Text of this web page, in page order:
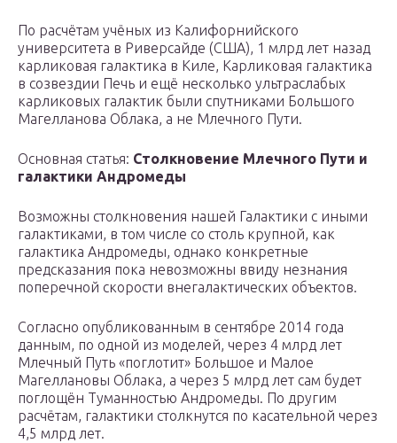
По расчётам учёных из Калифорнийского
университета в Риверсайде (США), 1 млрд лет назад
карликовая галактика в Киле, Карликовая галактика
в созвездии Печь и ещё несколько ультраслабых
карликовых галактик были спутниками Большого
Магелланова Облака, а не Млечного Пути.
Основная статья: Столкновение Млечного Пути и
галактики Андромеды
Возможны столкновения нашей Галактики с иными
галактиками, в том числе со столь крупной, как
галактика Андромеды, однако конкретные
предсказания пока невозможны ввиду незнания
поперечной скорости внегалактических объектов.
Согласно опубликованным в сентябре 2014 года
данным, по одной из моделей, через 4 млрд лет
Млечный Путь «поглотит» Большое и Малое
Магеллановы Облака, а через 5 млрд лет сам будет
поглощён Туманностью Андромеды. По другим
расчётам, галактики столкнутся по касательной через
4,5 млрд лет.